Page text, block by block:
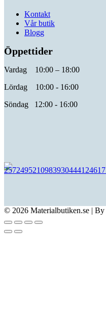
Kontakt
Vår butik
Blogg
Öppettider
Vardag 10:00 – 18:00
Lördag 10:00 - 16:00
Söndag 12:00 - 16:00
© 2026 Materialbutiken.se | By